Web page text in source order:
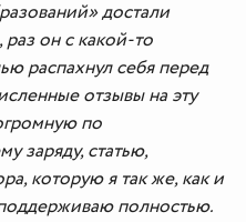
достали
раз он с какой-то
распахнул себя перед
отзывы на эту
по
заряду, статью,
которую я так же, как и
полностью.